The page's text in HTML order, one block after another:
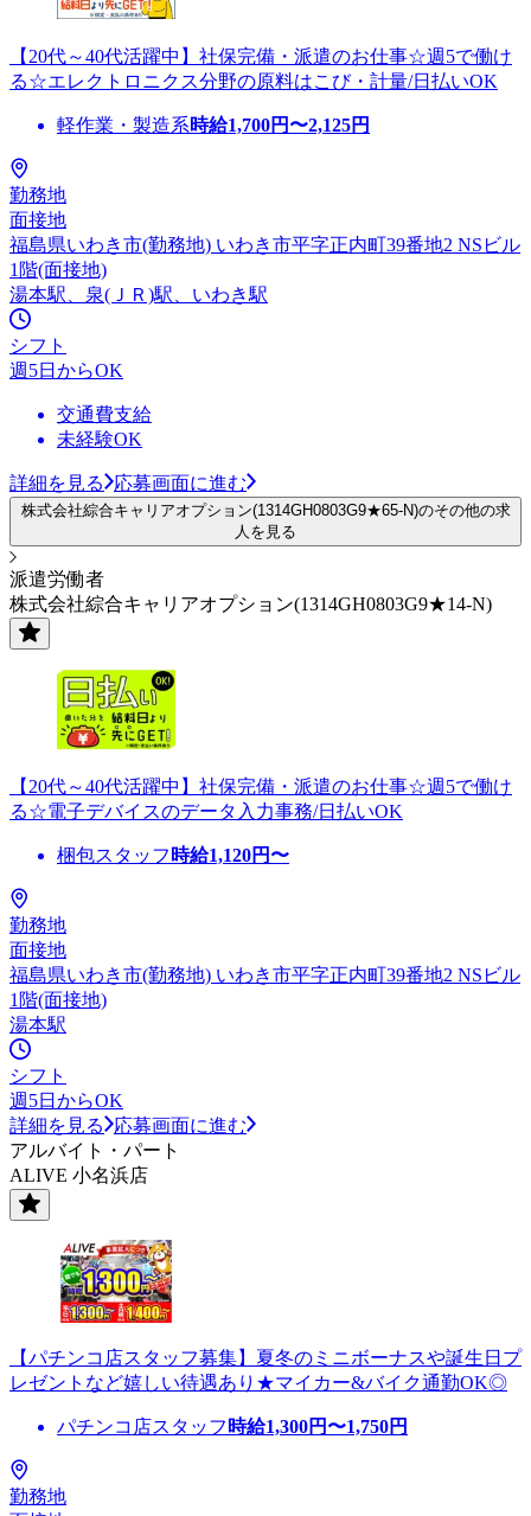
【20代～40代活躍中】社保完備・派遣のお仕事☆週5で働け
る☆エレクトロニクス分野の原料はこび・計量/日払いOK
軽作業・製造系時給1,700円〜2,125円
勤務地
面接地
福島県いわき市(勤務地) いわき市平字正内町39番地2 NSビル
1階(面接地)
湯本駅、泉(ＪＲ)駅、いわき駅
シフト
週5日からOK
交通費支給
未経験OK
詳細を見る 応募画面に進む
株式会社綜合キャリアオプション(1314GH0803G9★65-N)のその他の求
人を見る
派遣労働者
株式会社綜合キャリアオプション(1314GH0803G9★14-N)
【20代～40代活躍中】社保完備・派遣のお仕事☆週5で働け
る☆電子デバイスのデータ入力事務/日払いOK
梱包スタッフ 時給1,120円〜
勤務地
面接地
福島県いわき市(勤務地) いわき市平字正内町39番地2 NSビル
1階(面接地)
湯本駅
シフト
週5日からOK
詳細を見る
応募画面に進む
アルバイト・パート
ALIVE 小名浜店
【パチンコ店スタッフ募集】夏冬のミニボーナスや誕生日プ
レゼントなど嬉しい待遇あり★マイカー&バイク通勤OK◎
パチンコ店スタッフ 時給1,300円〜1,750円
勤務地